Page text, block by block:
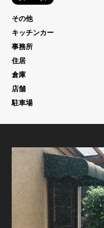
その他
キッチンカー
事務所
住居
倉庫
店舗
駐車場